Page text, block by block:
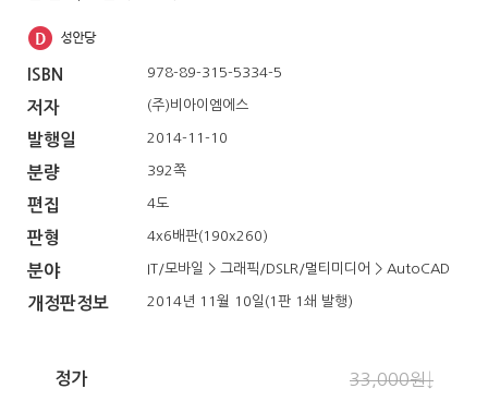
ISBN 978-89-315-5334-5
저자 (주)비아이엠에스
발행일 2014-11-10
분량 392쪽
편집 4도
판형 4x6배판(190x260)
분야 IT/모바일 > 그래픽/DSLR/멀티미디어 > AutoCAD
개정판정보 2014년 11월 10일(1판 1쇄 발행)
정가 33,000원↓